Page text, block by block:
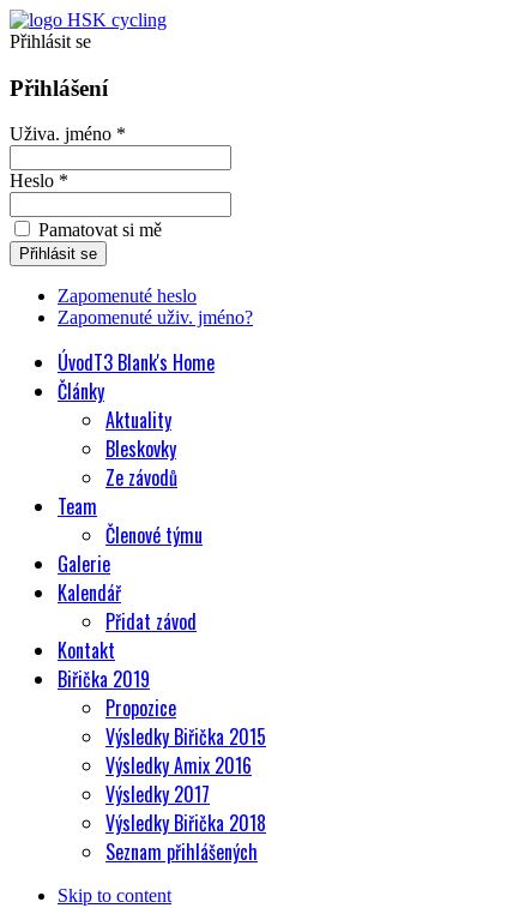
Přihlásit se
Přihlášení
Uživa. jméno *
Heslo *
Pamatovat si mě
Zapomenuté heslo
Zapomenuté uživ. jméno?
ÚvodT3 Blank's Home
Články
Aktuality
Bleskovky
Ze závodů
Team
Členové týmu
Galerie
Kalendář
Přidat závod
Kontakt
Biřička 2019
Propozice
Výsledky Biřička 2015
Výsledky Amix 2016
Výsledky 2017
Výsledky Biřička 2018
Seznam přihlášených
Skip to content